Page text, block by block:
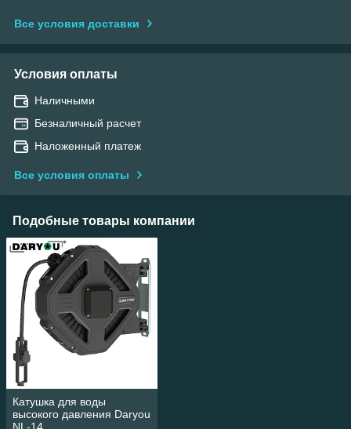
Все условия доставки
Условия оплаты
Наличными
Безналичный расчет
Наложенный платеж
Все условия оплаты
Подобные товары компании
Катушкa для воды
высокого давления Daryou